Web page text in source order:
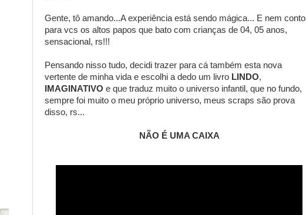
Gente, tô amando...A experiência está sendo mágica... E nem conto
para vcs os altos papos que bato com crianças de 04, 05 anos,
sensacional, rs!!!
Pensando nisso tudo, decidi trazer para cá também esta nova
vertente de minha vida e escolhi a dedo um livro LINDO,
IMAGINATIVO e que traduz muito o universo infantil, que no fundo,
sempre foi muito o meu próprio universo, meus scraps são prova
disso, rs...
NÃO É UMA CAIXA